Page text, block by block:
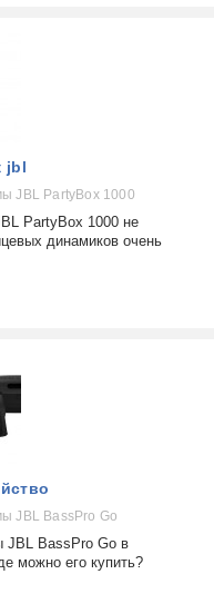
jbl
JBL PartyBox 1000
PartyBox 1000 не
динамиков очень
JBL BassPro Go
JBL BassPro Go в
можно его купить?